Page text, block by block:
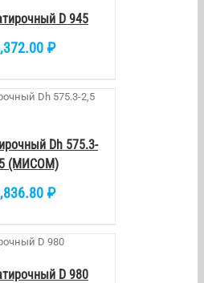
D 945
₽
Dh 575.3-
(МИСОМ)
₽
D 980